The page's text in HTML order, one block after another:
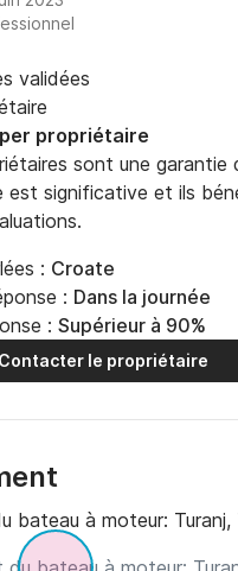
validées
propriétaire
sont une garantie
est significative et ils
: Croate
: Dans la journée
: Supérieur à 90%
Contacter le propriétaire
bateau à moteur: Turanj,